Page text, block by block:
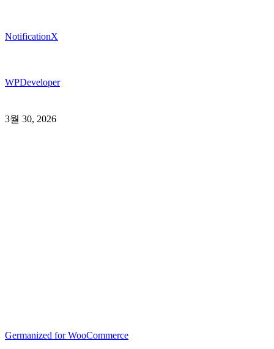
NotificationX
WPDeveloper
3월 30, 2026
Germanized for WooCommerce